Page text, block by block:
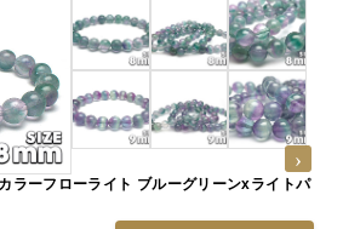
ラーフローライト ブルーグリーンxライトパ